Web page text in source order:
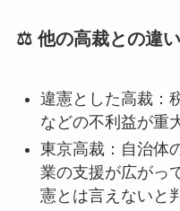
⚖️ 他の高裁との違い
違憲とした高裁：
などの不利益が重
東京高裁：自治体
業の支援が広がっ
憲とは言えないと